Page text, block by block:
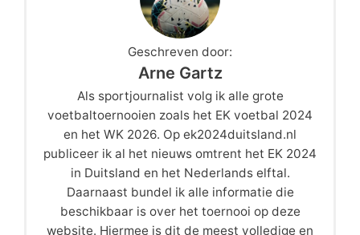
Geschreven door:
Arne Gartz
Als sportjournalist volg ik alle grote
voetbaltoernooien zoals het EK voetbal 2024
en het WK 2026. Op ek2024duitsland.nl
publiceer ik al het nieuws omtrent het EK 2024
in Duitsland en het Nederlands elftal.
Daarnaast bundel ik alle informatie die
beschikbaar is over het toernooi op deze
website. Hiermee is dit de meest volledige en